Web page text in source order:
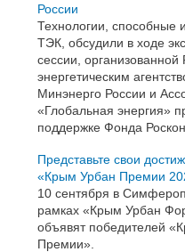
России
Технологии, способные
ТЭК, обсудили в ходе
сессии, организованной
энергетическим
Минэнерго России и
«Глобальная энергия»
поддержке Фонда
Представьте свои
«Крым Урбан Премии
10 сентября в
рамках «Крым Урбан
объявят победителей
Премии».